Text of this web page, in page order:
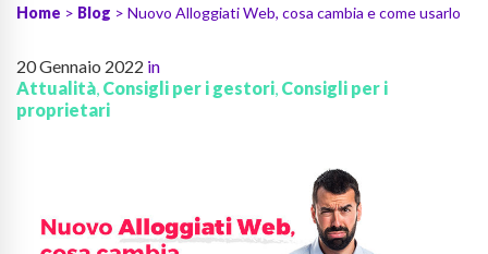
Home > Blog > Nuovo Alloggiati Web, cosa cambia e come usarlo
20 Gennaio 2022 in
Attualità, Consigli per i gestori, Consigli per i
proprietari